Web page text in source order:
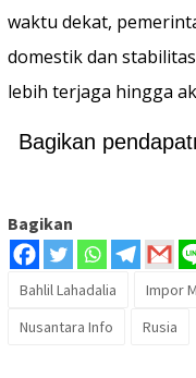
waktu dekat,
domestik dan
lebih terjaga hingga
Bagikan
Bagikan
Bahlil Lahadalia Impor
Nusantara Info
Rusia